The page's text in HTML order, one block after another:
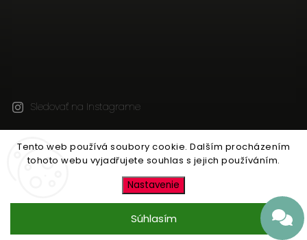
Tento web používá soubory cookie. Dalším procházením
tohoto webu vyjadřujete souhlas s jejich používáním.
Nastavenie
Súhlasím
Sledovať na Instagrame
Copyright 2026JEN TAK Z LÁSKY. Všetky práva
vyhradené.
Upraviť nastavenie cookies